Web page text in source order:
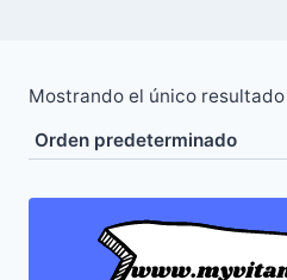
Mostrando el único resultado